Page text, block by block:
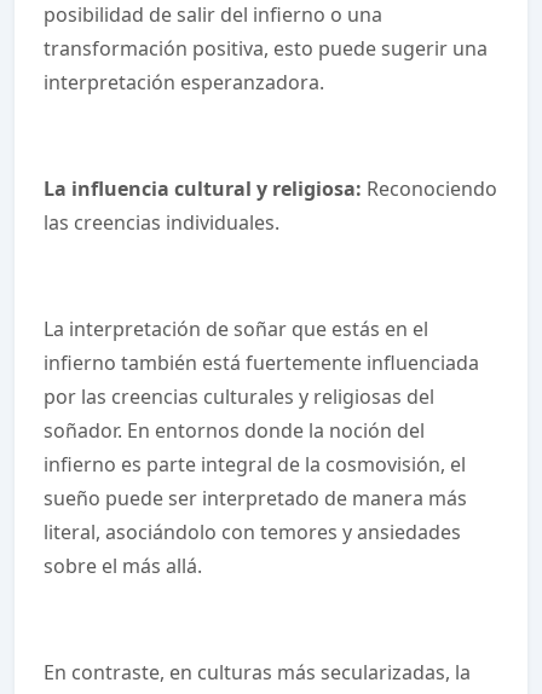
posibilidad de salir del infierno o una
transformación positiva, esto puede sugerir una
interpretación esperanzadora.
La influencia cultural y religiosa: Reconociendo
las creencias individuales.
La interpretación de soñar que estás en el
infierno también está fuertemente influenciada
por las creencias culturales y religiosas del
soñador. En entornos donde la noción del
infierno es parte integral de la cosmovisión, el
sueño puede ser interpretado de manera más
literal, asociándolo con temores y ansiedades
sobre el más allá.
En contraste, en culturas más secularizadas, la